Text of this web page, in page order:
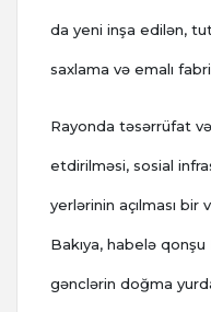
da yeni inşa edilən,
saxlama və emalı
Rayonda təsərrüfat
etdirilməsi, sosial
yerlərinin açılması
Bakıya, habelə
gənclərin doğma